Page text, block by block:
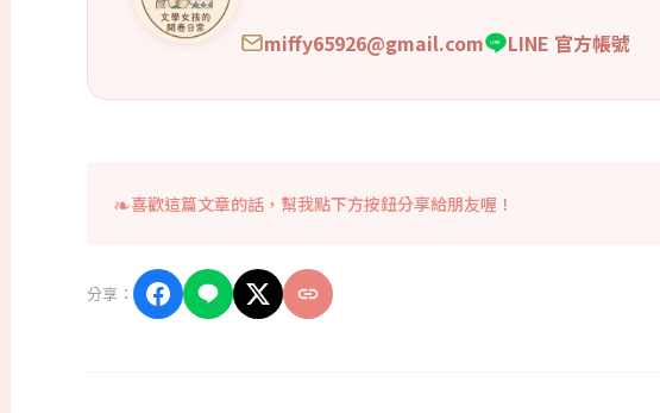
miffy65926@gmail.com LINE 官方帳號
喜歡這篇文章的話，幫我點下方按鈕分享給朋友喔！
分享：